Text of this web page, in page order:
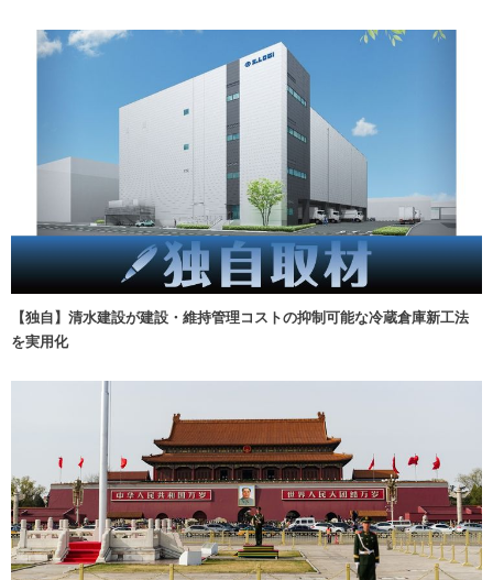
【独自】清水建設が建設・維持管理コストの抑制可能な冷蔵倉庫新工法
を実用化